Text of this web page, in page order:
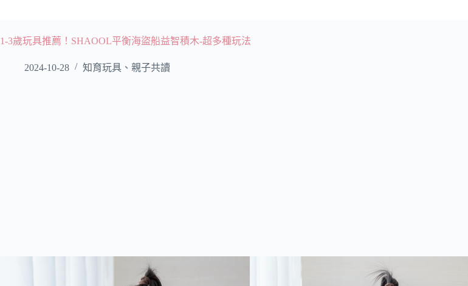
1-3歲玩具推薦！SHAOOL平衡海盜船益智積木-超多種玩法
2024-10-28 知育玩具、親子共讀